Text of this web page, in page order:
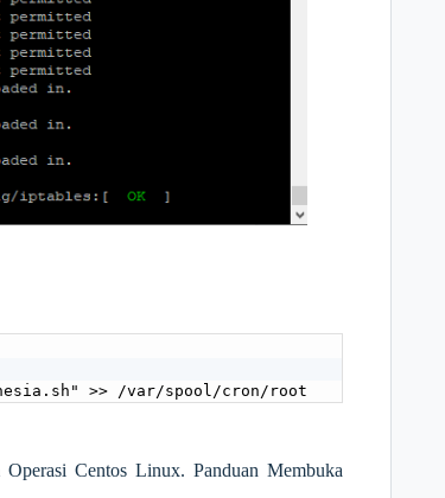
>> /var/spool/cron/root
Operasi Centos Linux. Panduan Membuka